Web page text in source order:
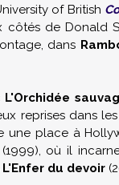
of British
côtés de Donald
dans
L'Orchidée
reprises dans
une place à
(1999), où il
L'Enfer du devoir